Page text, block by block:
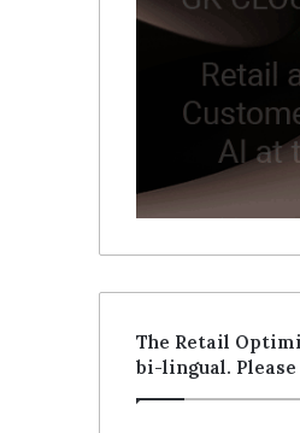
The Retail
bi-lingual.